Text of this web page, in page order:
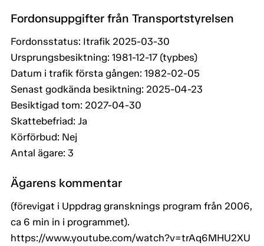
Fordonsuppgifter från Transportstyrelsen
Fordonsstatus: Itrafik 2025-03-30
Ursprungsbesiktning: 1981-12-17 (typbes)
Datum i trafik första gången: 1982-02-05
Senast godkända besiktning: 2025-04-23
Besiktigad tom: 2027-04-30
Skattebefriad: Ja
Körförbud: Nej
Antal ägare: 3
Ägarens kommentar
(förevigat i Uppdrag gransknings program från 2006,
ca 6 min in i programmet).
https://www.youtube.com/watch?v=trAq6MHU2XU